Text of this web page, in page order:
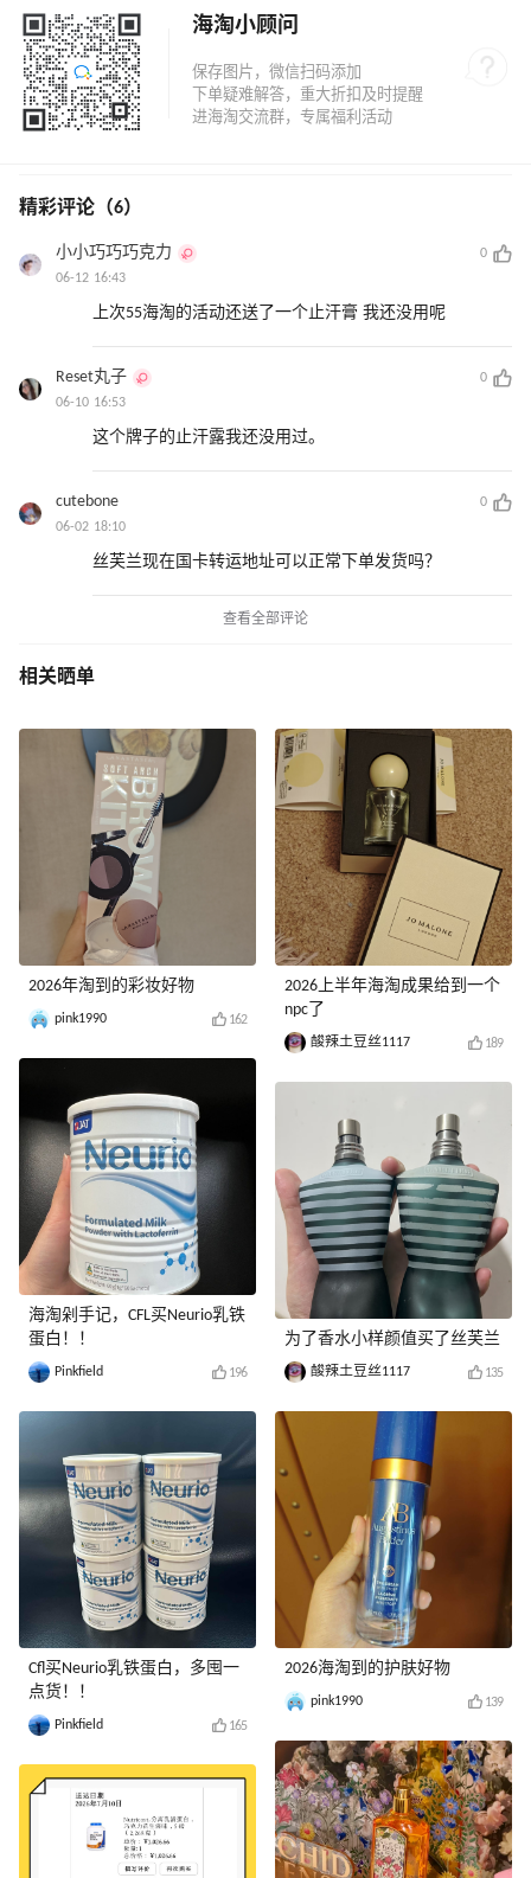
海淘小顾问
精彩评论（6）
小小巧巧巧克力
0
06-12 16:43
上次55海淘的活动还送了一个止汗膏 我还没用呢
Reset丸子
0
06-10 16:53
这个牌子的止汗露我还没用过。
cutebone
0
06-02 18:10
丝芙兰现在国卡转运地址可以正常下单发货吗？
查看全部评论
相关晒单
2026年淘到的彩妆好物
pink1990 162
海淘剁手记，CFL买Neurio乳铁
蛋白！！
Pinkfield 196
Cfl买Neurio乳铁蛋白，多囤一
点货！！
Pinkfield 165
2026上半年海淘成果给到一个
npc了
酸辣土豆丝1117 189
为了香水小样颜值买了丝芙兰
酸辣土豆丝1117 135
2026海淘到的护肤好物
pink1990 139